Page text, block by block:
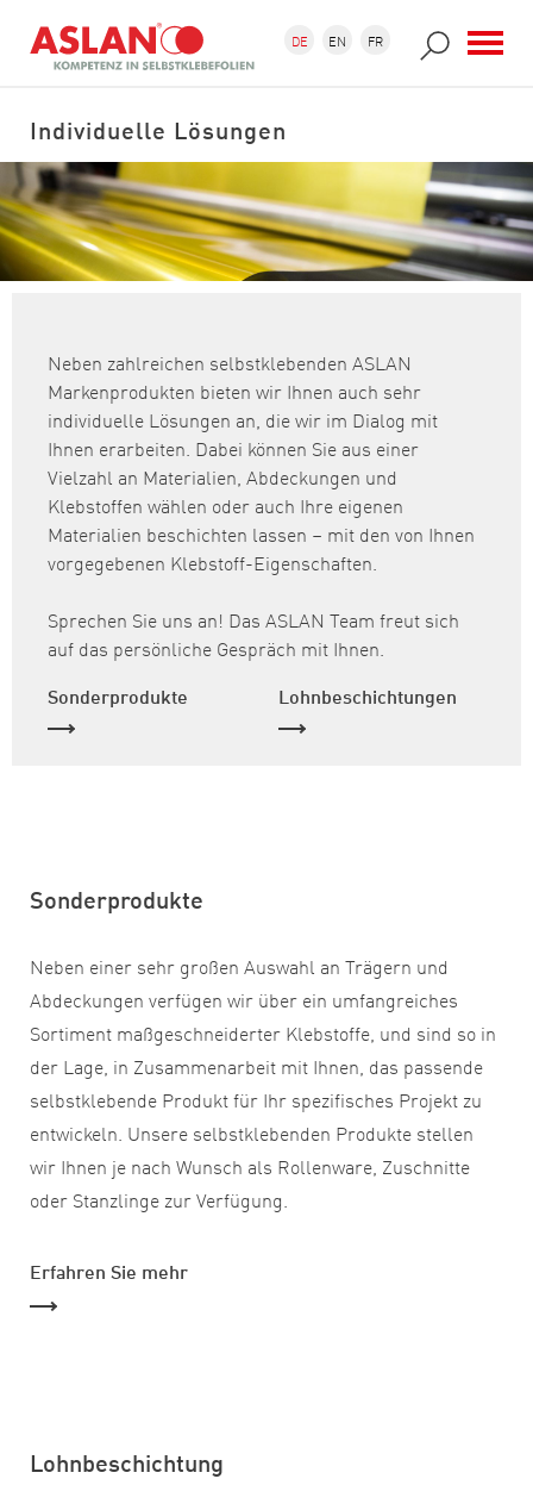
Suchformular
Suche DE EN FR
Individuelle Lösungen
Neben zahlreichen selbstklebenden ASLAN
Markenprodukten bieten wir Ihnen auch sehr
individuelle Lösungen an, die wir im Dialog mit
Ihnen erarbeiten. Dabei können Sie aus einer
Vielzahl an Materialien, Abdeckungen und
Klebstoffen wählen oder auch Ihre eigenen
Materialien beschichten lassen – mit den von Ihnen
vorgegebenen Klebstoff-Eigenschaften.
Sprechen Sie uns an! Das ASLAN Team freut sich
auf das persönliche Gespräch mit Ihnen.
Sonderprodukte Lohnbeschichtungen
Sonderprodukte
Neben einer sehr großen Auswahl an Trägern und
Abdeckungen verfügen wir über ein umfangreiches
Sortiment maßgeschneiderter Klebstoffe, und sind so in
der Lage, in Zusammenarbeit mit Ihnen, das passende
selbstklebende Produkt für Ihr spezifisches Projekt zu
entwickeln. Unsere selbstklebenden Produkte stellen
wir Ihnen je nach Wunsch als Rollenware, Zuschnitte
oder Stanzlinge zur Verfügung.
Erfahren Sie mehr
Lohnbeschichtung